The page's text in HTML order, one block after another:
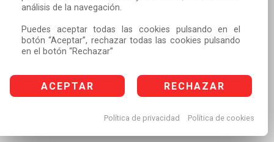
análisis de la navegación.
Puedes aceptar todas las cookies pulsando en el
botón “Aceptar”, rechazar todas las cookies pulsando
en el botón “Rechazar”
ACEPTAR RECHAZAR
Política de privacidad Política de cookies